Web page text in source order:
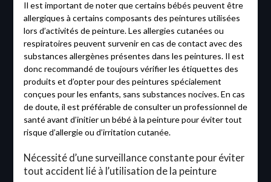
Il est important de noter que certains bébés peuvent être
allergiques à certains composants des peintures utilisées
lors d’activités de peinture. Les allergies cutanées ou
respiratoires peuvent survenir en cas de contact avec des
substances allergènes présentes dans les peintures. Il est
donc recommandé de toujours vérifier les étiquettes des
produits et d’opter pour des peintures spécialement
conçues pour les enfants, sans substances nocives. En cas
de doute, il est préférable de consulter un professionnel de
santé avant d’initier un bébé à la peinture pour éviter tout
risque d’allergie ou d’irritation cutanée.
Nécessité d’une surveillance constante pour éviter
tout accident lié à l’utilisation de la peinture